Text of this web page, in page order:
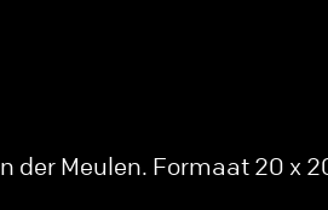
der Meulen. Formaat 20 x